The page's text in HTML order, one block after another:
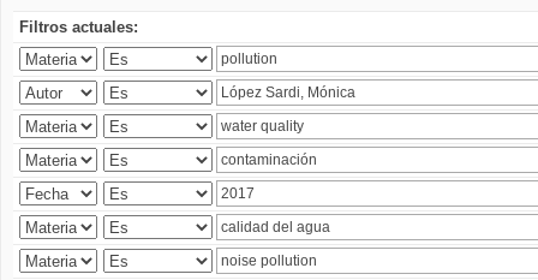
Filtros actuales: